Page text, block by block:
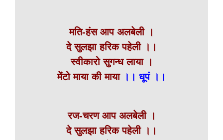
मति-हंस आप अलबेली ।
दे सुलझा हरिक पहेली ।।
स्वीकारो सुगन्ध लाया ।
मेंटो माया की माया ।। धूपं ।।
रज-चरण आप अलबेली ।
दे सुलझा हरिक पहेली ।।